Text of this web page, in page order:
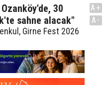
30
sahne alacak"
Girne Fest 2026
A+
A-